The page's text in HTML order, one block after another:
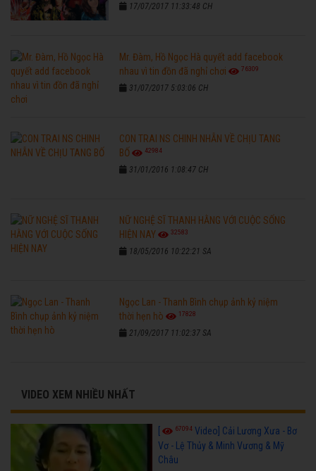
17/07/2017 11:33:48 CH
Mr. Đàm, Hồ Ngọc Hà quyết add facebook
nhau vì tin đồn đã nghỉ chơi
76309
31/07/2017 5:03:06 CH
CON TRAI NS CHINH NHẪN VỀ CHỊU TANG
BỐ
42984
31/01/2016 1:08:47 CH
NỮ NGHỆ SĨ THANH HẰNG VỚI CUỘC SỐNG
HIỆN NAY
32583
18/05/2016 10:22:21 SA
Ngọc Lan - Thanh Bình chụp ảnh kỷ niệm
thời hẹn hò
17828
21/09/2017 11:02:37 SA
VIDEO XEM NHIỀU NHẤT
[ 67094 Video] Cải Lương Xưa - Bơ
Vơ - Lệ Thủy & Minh Vương & Mỹ
Châu